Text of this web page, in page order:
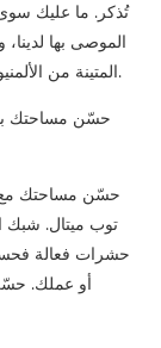
تُذكر. ما عليك سوى
الموصى بها
المتينة من الألمنيوم لتدوم طويلًا، مما يمنحك راحة البال لسنوات قادمة.
حسّن مساحتك مع
توب ميتال. شبك
حشرات فعالة
أو عملك.